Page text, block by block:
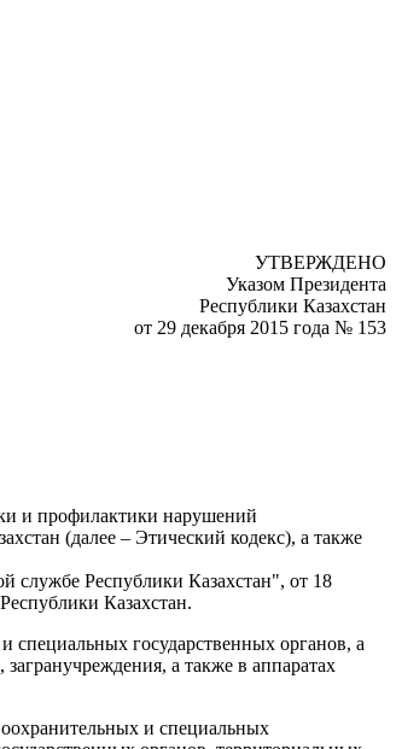
УТВЕРЖДЕНО
Указом Президента
Республики Казахстан
от 29 декабря 2015 года № 153
и профилактики нарушений
(далее – Этический кодекс), а также
службе Республики Казахстан", от 18
Казахстан.
специальных государственных органов, а
а также в аппаратах
и специальных